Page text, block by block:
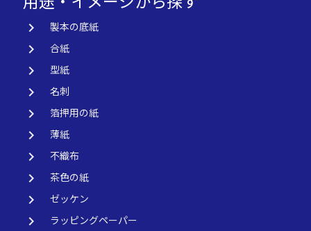
keyboard_arrow_right 製本の底紙
keyboard_arrow_right 合紙
keyboard_arrow_right 型紙
keyboard_arrow_right 名刺
keyboard_arrow_right 箔押用の紙
keyboard_arrow_right 薄紙
keyboard_arrow_right 不織布
keyboard_arrow_right 茶色の紙
keyboard_arrow_right ゼッケン
keyboard_arrow_right ラッピングペーパー